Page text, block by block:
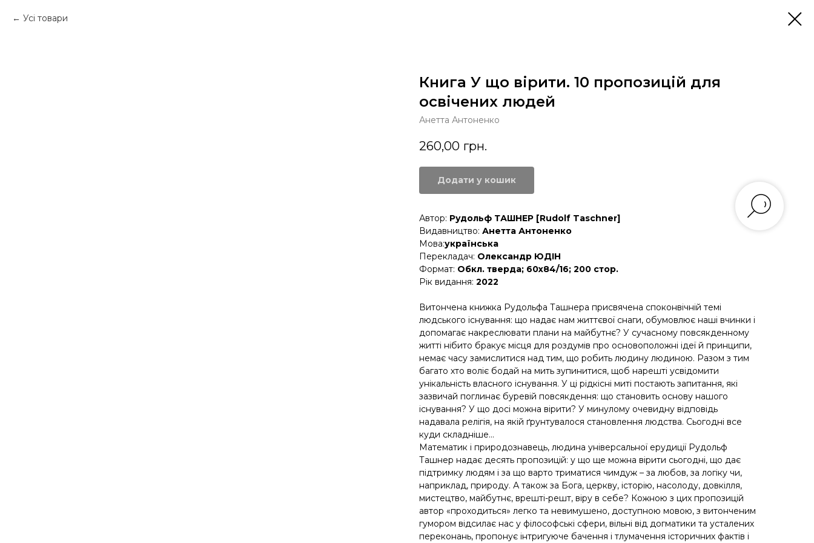
Усі товари
Книга У що вірити. 10 пропозицій для
освічених людей
Анетта Антоненко
260,00 грн.
Додати у кошик
Автор: Рудольф ТАШНЕР [Rudolf Taschner]
Видавництво: Анетта Антоненко
Мова:українська
Перекладач: Олександр ЮДІН
Формат: Обкл. тверда; 60х84/16; 200 стор.
Рік видання: 2022
Витончена книжка Рудольфа Ташнера присвячена споконвічній темі
людського існування: що надає нам життєвої снаги, обумовлює наші вчинки і
допомагає накреслювати плани на майбутнє? У сучасному повсякденному
житті нібито бракує місця для роздумів про основоположні ідеї й принципи,
немає часу замислитися над тим, що робить людину людиною. Разом з тим
багато хто воліє бодай на мить зупинитися, щоб нарешті усвідомити
унікальність власного існування. У ці рідкісні миті постають запитання, які
зазвичай поглинає буревій повсякдення: що становить основу нашого
існування? У що досі можна вірити? У минулому очевидну відповідь
надавала релігія, на якій ґрунтувалося становлення людства. Сьогодні все
куди складніше…
Математик і природознавець, людина універсальної ерудиції Рудольф
Ташнер надає десять пропозицій: у що ще можна вірити сьогодні, що дає
підтримку людям і за що варто триматися чимдуж – за любов, за логіку чи,
наприклад, природу. А також за Бога, церкву, історію, насолоду, довкілля,
мистецтво, майбутнє, врешті-решт, віру в себе? Кожною з цих пропозицій
автор «проходиться» легко та невимушено, доступною мовою, з витонченим
гумором відсилає нас у філософські сфери, вільні від догматики та усталених
переконань, пропонує інтригуюче бачення і тлумачення історичних фактів і